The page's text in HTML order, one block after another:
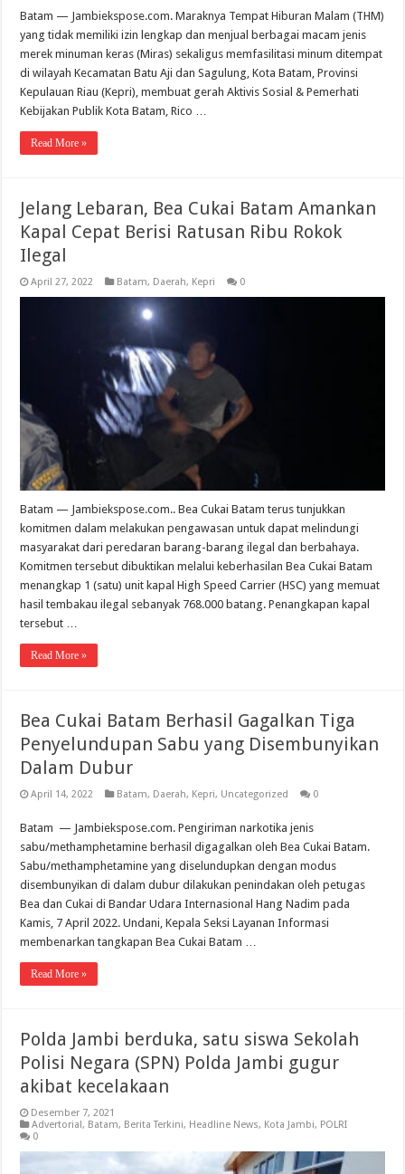
Batam — Jambiekspose.com. Maraknya Tempat Hiburan Malam (THM)
yang tidak memiliki izin lengkap dan menjual berbagai macam jenis
merek minuman keras (Miras) sekaligus memfasilitasi minum ditempat
di wilayah Kecamatan Batu Aji dan Sagulung, Kota Batam, Provinsi
Kepulauan Riau (Kepri), membuat gerah Aktivis Sosial & Pemerhati
Kebijakan Publik Kota Batam, Rico …
Read More »
Jelang Lebaran, Bea Cukai Batam Amankan
Kapal Cepat Berisi Ratusan Ribu Rokok
Ilegal
April 27, 2022 Batam, Daerah, Kepri 0
Batam — Jambiekspose.com.. Bea Cukai Batam terus tunjukkan
komitmen dalam melakukan pengawasan untuk dapat melindungi
masyarakat dari peredaran barang-barang ilegal dan berbahaya.
Komitmen tersebut dibuktikan melalui keberhasilan Bea Cukai Batam
menangkap 1 (satu) unit kapal High Speed Carrier (HSC) yang memuat
hasil tembakau ilegal sebanyak 768.000 batang. Penangkapan kapal
tersebut …
Read More »
Bea Cukai Batam Berhasil Gagalkan Tiga
Penyelundupan Sabu yang Disembunyikan
Dalam Dubur
April 14, 2022 Batam, Daerah, Kepri, Uncategorized 0
Batam — Jambiekspose.com. Pengiriman narkotika jenis
sabu/methamphetamine berhasil digagalkan oleh Bea Cukai Batam.
Sabu/methamphetamine yang diselundupkan dengan modus
disembunyikan di dalam dubur dilakukan penindakan oleh petugas
Bea dan Cukai di Bandar Udara Internasional Hang Nadim pada
Kamis, 7 April 2022. Undani, Kepala Seksi Layanan Informasi
membenarkan tangkapan Bea Cukai Batam …
Read More »
Polda Jambi berduka, satu siswa Sekolah
Polisi Negara (SPN) Polda Jambi gugur
akibat kecelakaan
Desember 7, 2021
Advertorial, Batam, Berita Terkini, Headline News, Kota Jambi, POLRI
0